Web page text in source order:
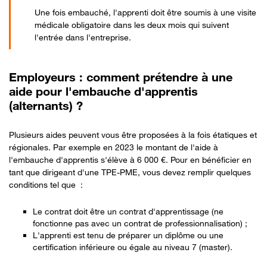
Une fois embauché, l'apprenti doit être soumis à une visite
médicale obligatoire dans les deux mois qui suivent
l'entrée dans l'entreprise.
Employeurs : comment prétendre à une
aide pour l'embauche d'apprentis
(alternants) ?
Plusieurs aides peuvent vous être proposées à la fois étatiques et
régionales. Par exemple en 2023 le montant de l'aide à
l'embauche d'apprentis s'élève à 6 000 €. Pour en bénéficier en
tant que dirigeant d'une TPE-PME, vous devez remplir quelques
conditions tel que :
Le contrat doit être un contrat d'apprentissage (ne
fonctionne pas avec un contrat de professionnalisation) ;
L'apprenti est tenu de préparer un diplôme ou une
certification inférieure ou égale au niveau 7 (master).